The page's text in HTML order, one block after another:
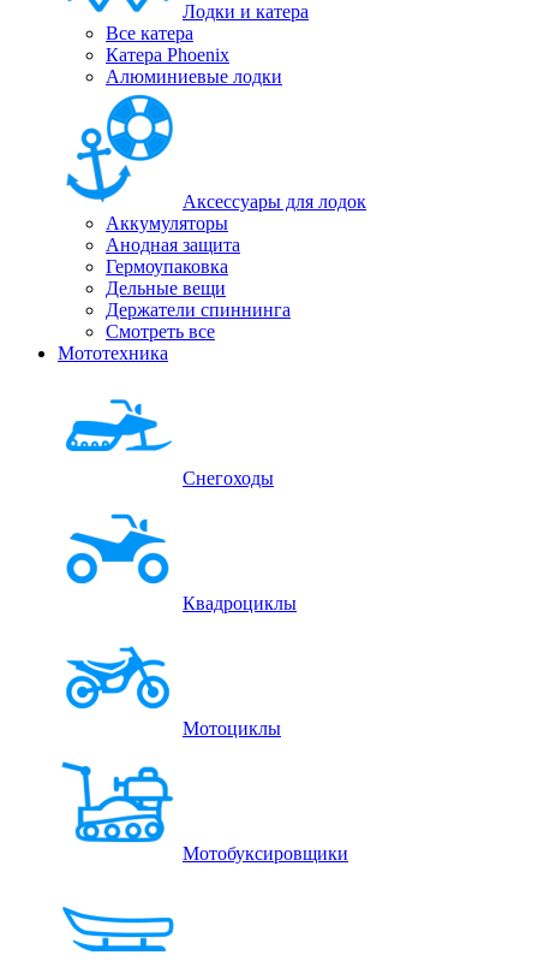
Лодки и катера
Все катера
Катера Phoenix
Алюминиевые лодки
Аксессуары для лодок
Аккумуляторы
Анодная защита
Гермоупаковка
Дельные вещи
Держатели спиннинга
Смотреть все
Мототехника
Снегоходы
Квадроциклы
Мотоциклы
Мотобуксировщики